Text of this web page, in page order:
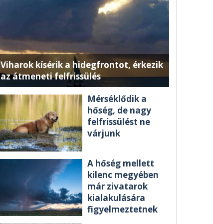
Viharok kísérik a hidegfrontot, érkezik
az átmeneti felfrissülés
Mérséklődik a
hőség, de nagy
felfrissülést ne
várjunk
A hőség mellett
kilenc megyében
már zivatarok
kialakulására
figyelmeztetnek